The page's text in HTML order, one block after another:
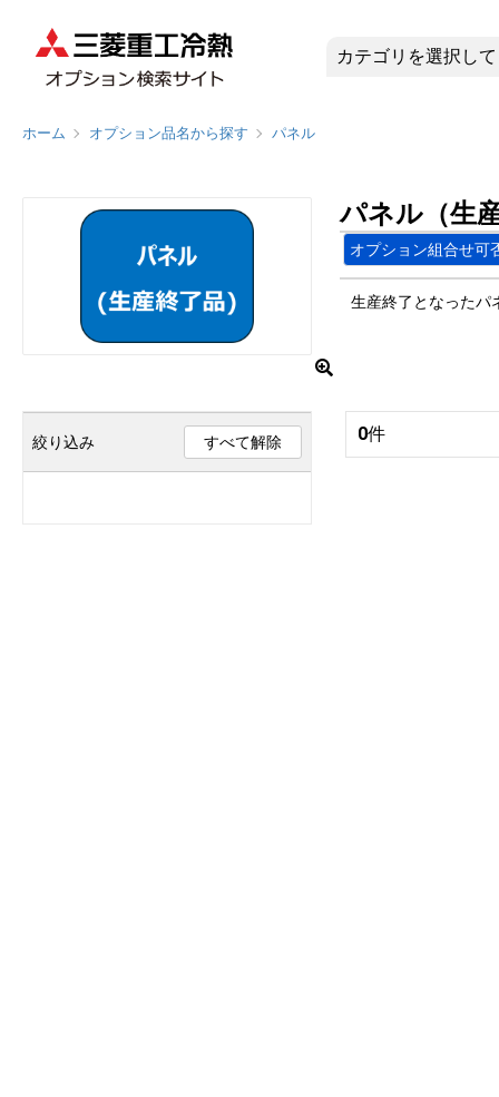
パネル（
ホーム オプション品名から探す パネル
パネル（生
オプション組合せ可
生産終了となったパ
絞り込み すべて解除 0件